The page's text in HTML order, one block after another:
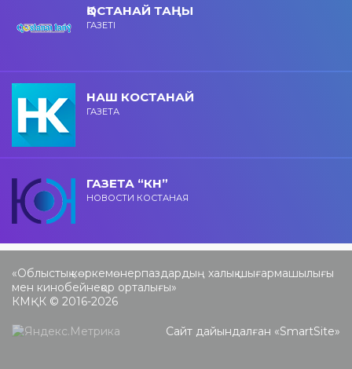
ҚОСТАНАЙ ТАҢЫ
ГАЗЕТІ
НАШ КОСТАНАЙ
ГАЗЕТА
ГАЗЕТА “КН”
НОВОСТИ КОСТАНАЯ
«Облыстық көркемөнерпаздардың халық шығармашылығы
мен кинобейнеқор орталығы»
КМҚК © 2016-2026
Сайт дайындалған «SmartSite»